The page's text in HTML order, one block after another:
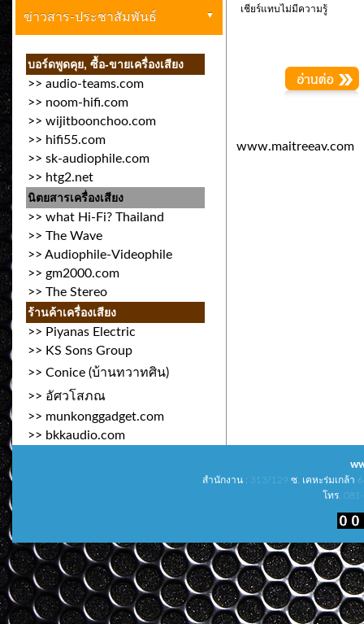
การตลาด (ขายให้เป็น)(2)
อ.ไมตรี ทรัพย์เอนกสันติ
ข่าวสาร-ประชาสัมพันธ์
ข่าวประกาศทั่วไป(13)
งานเครื่องเสียง(9)
บอร์ดพูดคุย, ซื้อ-ขายเครื่องเสียง
>> audio-teams.com
>> noom-hifi.com
>> wijitboonchoo.com
>> hifi55.com
>> sk-audiophile.com
>> htg2.net
นิตยสารเครื่องเสียง
>> what Hi-Fi? Thailand
>> The Wave
>> Audiophile-Videophile
>> gm2000.com
>> The Stereo
ร้านค้าเครื่องเสียง
>> Piyanas Electric
>> KS Sons Group
>> Conice (บ้านทวาทศิน)
>> อัศวโสภณ
>> munkonggadget.com
>> bkkaudio.com
เชียร์แทบไม่มีความรู้
www.maitreeav.com
สำนักงาน : 313/129 ซ. เคหะร่มเกล้า
โทร.